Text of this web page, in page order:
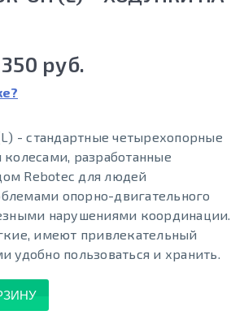
руб.
- стандартные четырехопорные
разработанные
Rebotec для людей
опорно-двигательного
нарушениями координации.
имеют привлекательный
удобно пользоваться и хранить.